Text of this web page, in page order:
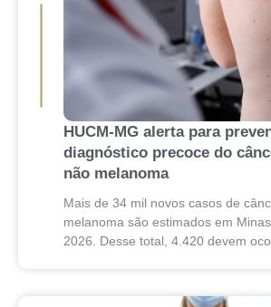
HUCM-MG alerta para
diagnóstico precoce do
não melanoma
Mais de 34 mil novos casos de
melanoma são estimados em
2026. Desse total, 4.420 devem